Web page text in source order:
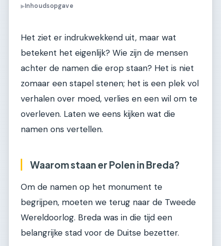
▶Inhoudsopgave
Het ziet er indrukwekkend uit, maar wat
betekent het eigenlijk? Wie zijn de mensen
achter de namen die erop staan? Het is niet
zomaar een stapel stenen; het is een plek vol
verhalen over moed, verlies en een wil om te
overleven. Laten we eens kijken wat die
namen ons vertellen.
Waarom staan er Polen in Breda?
Om de namen op het monument te
begrijpen, moeten we terug naar de Tweede
Wereldoorlog. Breda was in die tijd een
belangrijke stad voor de Duitse bezetter.